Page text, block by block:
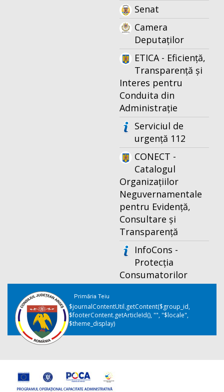
Senat
Camera
Deputaților
ETICA - Eficiență,
Transparență și
Interes pentru
Conduita din
Administrație
Serviciul de
urgență 112
CONECT -
Catalogul
Organizațiilor
Neguvernamentale
pentru Evidență,
Consultare și
Transparență
InfoCons -
Protecția
Consumatorilor
Primăria Teiu
$journalContentUtil.getContent($group_id,
$footerContent.getArticleId(), "", "$locale",
$theme_display)